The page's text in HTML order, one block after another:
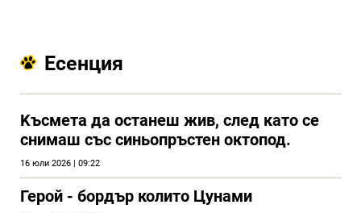
Есенция
Kъсмета да останеш жив, след като се
снимаш със синьопръстен октопод.
16 юли 2026 | 09:22
Герой - бордър колито Цунами